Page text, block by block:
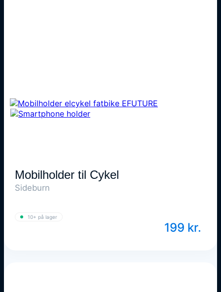
Mobilholder til Cykel
Sideburn
199 kr.
10+ på lager